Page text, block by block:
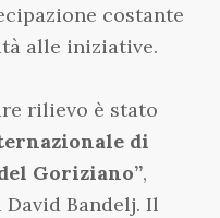
costante
alle iniziative.
rilievo è stato
di
Goriziano”,
Bandelj. Il